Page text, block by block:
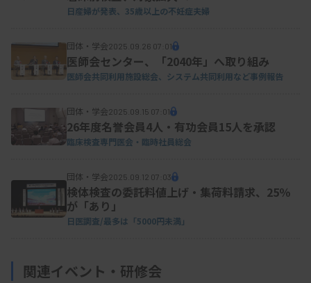
日産婦が発表、35歳以上の不妊症夫婦
団体・学会2025.09.26 07:01
医師会センター、「2040年」へ取り組み
医師会共同利用施設総会、システム共同利用など事例報告
団体・学会2025.09.15 07:01
26年度名誉会員4人・有功会員15人を承認
臨床検査専門医会・臨時社員総会
団体・学会2025.09.12 07:03
検体検査の委託料値上げ・集荷料請求、25％
が「あり」
日医調査/最多は「5000円未満」
関連イベント・研修会